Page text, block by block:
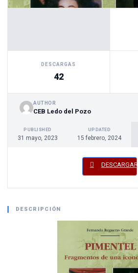
DESCARGAS
42
AUTHOR
CEB Ledo del Pozo
PUBLISHED
31 mayo, 2023
UPDATED
15 febrero, 2024
DESCARGAR
DESCRIPCIÓN